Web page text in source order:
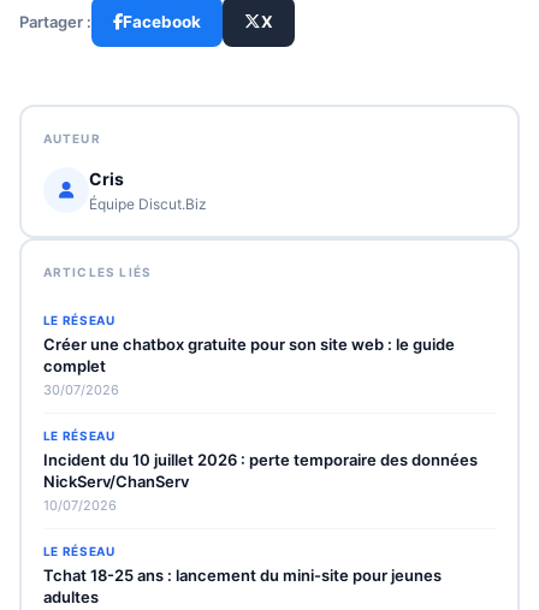
Partager : Facebook X
AUTEUR
Cris
Équipe Discut.Biz
ARTICLES LIÉS
LE RÉSEAU
Créer une chatbox gratuite pour son site web : le guide
complet
30/07/2026
LE RÉSEAU
Incident du 10 juillet 2026 : perte temporaire des données
NickServ/ChanServ
10/07/2026
LE RÉSEAU
Tchat 18-25 ans : lancement du mini-site pour jeunes
adultes